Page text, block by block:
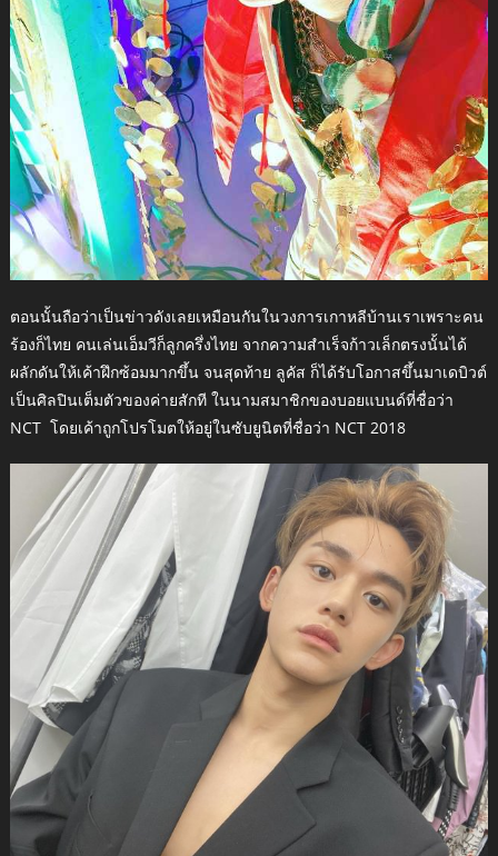
ตอนนั้นถือว่าเป็นข่าวดังเลยเหมือนกันในวงการเกาหลีบ้านเราเพราะคน
ร้องก็ไทย คนเล่นเอ็มวีก็ลูกครึ่งไทย จากความสำเร็จก้าวเล็กตรงนั้นได้
ผลักดันให้เค้าฝึกซ้อมมากขึ้น จนสุดท้าย ลูคัส ก็ได้รับโอกาสขึ้นมาเดบิวต์
เป็นศิลปินเต็มตัวของค่ายสักที ในนามสมาชิกของบอยแบนด์ที่ชื่อว่า
NCT โดยเค้าถูกโปรโมตให้อยู่ในซับยูนิตที่ชื่อว่า NCT 2018